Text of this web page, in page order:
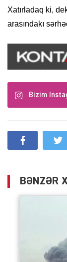
Xatırladaq ki,
arasındakı
Bizim
BƏNZƏR